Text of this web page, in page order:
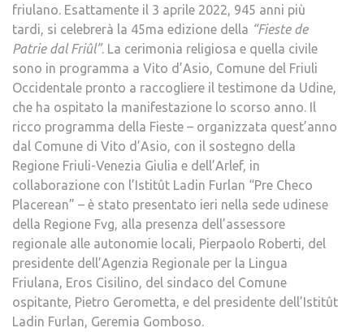
friulano. Esattamente il 3 aprile 2022, 945 anni più
tardi, si celebrerà la 45ma edizione della “Fieste de
Patrie dal Friûl”. La cerimonia religiosa e quella civile
sono in programma a Vito d’Asio, Comune del Friuli
Occidentale pronto a raccogliere il testimone da Udine,
che ha ospitato la manifestazione lo scorso anno. Il
ricco programma della Fieste – organizzata quest’anno
dal Comune di Vito d’Asio, con il sostegno della
Regione Friuli-Venezia Giulia e dell’Arlef, in
collaborazione con l’Istitût Ladin Furlan “Pre Checo
Placerean” – è stato presentato ieri nella sede udinese
della Regione Fvg, alla presenza dell’assessore
regionale alle autonomie locali, Pierpaolo Roberti, del
presidente dell’Agenzia Regionale per la Lingua
Friulana, Eros Cisilino, del sindaco del Comune
ospitante, Pietro Gerometta, e del presidente dell’Istitût
Ladin Furlan, Geremia Gomboso.